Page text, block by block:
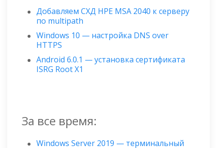
Добавляем СХД HPE MSA 2040 к серверу
по multipath
Windows 10 — настройка DNS over
HTTPS
Android 6.0.1 — установка сертификата
ISRG Root X1
За все время:
Windows Server 2019 — терминальный